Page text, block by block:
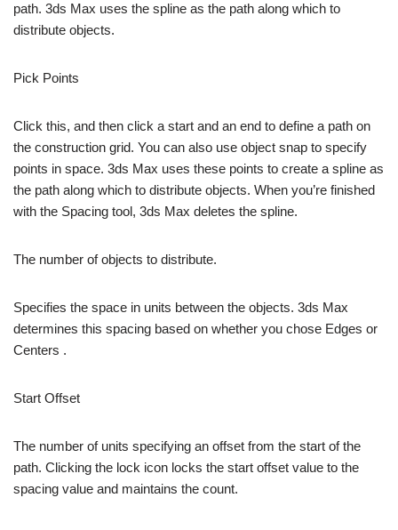
path. 3ds Max uses the spline as the path along which to
distribute objects.
Pick Points
Click this, and then click a start and an end to define a path on
the construction grid. You can also use object snap to specify
points in space. 3ds Max uses these points to create a spline as
the path along which to distribute objects. When you’re finished
with the Spacing tool, 3ds Max deletes the spline.
The number of objects to distribute.
Specifies the space in units between the objects. 3ds Max
determines this spacing based on whether you chose Edges or
Centers .
Start Offset
The number of units specifying an offset from the start of the
path. Clicking the lock icon locks the start offset value to the
spacing value and maintains the count.